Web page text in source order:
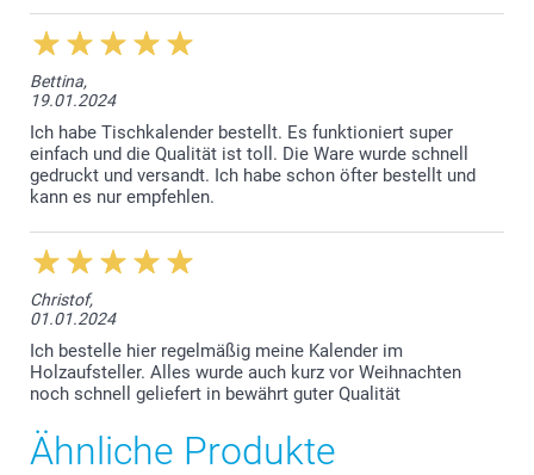
Bettina,
19.01.2024
Ich habe Tischkalender bestellt. Es funktioniert super
einfach und die Qualität ist toll. Die Ware wurde schnell
gedruckt und versandt. Ich habe schon öfter bestellt und
kann es nur empfehlen.
Christof,
01.01.2024
Ich bestelle hier regelmäßig meine Kalender im
Holzaufsteller. Alles wurde auch kurz vor Weihnachten
noch schnell geliefert in bewährt guter Qualität
Ähnliche Produkte